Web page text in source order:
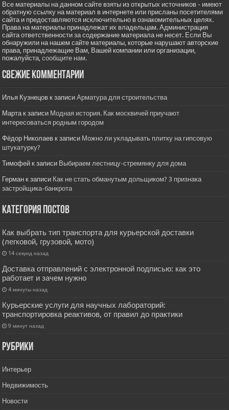
Все материалы на данном сайте взяты из открытых источников - имеют
обратную ссылку на материал в интернете или присланы посетителями
сайта и предоставляются исключительно в ознакомительных целях.
Права на материалы принадлежат их владельцам. Администрация
сайта ответственности за содержание материала не несет. Если Вы
обнаружили на нашем сайте материалы, которые нарушают авторские
права, принадлежащие Вам, Вашей компании или организации,
пожалуйста,сообщите нам.
Свежие комментарии
Илья Кузнецов к записиАрматура для строительства
Мартак записи Модная история. Как москвичей приучают
интересоваться родным городом
Фёдор Николаев к записи Можно ли укладывать плитку на гипсовую
штукатурку?
Тимофей к записи Выбираем лестницу-стремянку для дома
Герман к записи Как не стать обманутым дольщиком? 3 признака
застройщика-банкрота
Категория постов
Как выбрать тип транспорта для курьерской доставки
(легковой, грузовой, мото)
14 секунд назад
Доставка отправлений с электронной подписью: как это
работает и зачем нужно
4 минуты назад
Курьерские услуги для научных лабораторий:
транспортировка реактивов, от правил до практики
9 минут назад
РУбрики
Интерьер
Недвижимость
Новости